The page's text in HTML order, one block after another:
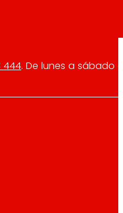
444. De lunes a sábado